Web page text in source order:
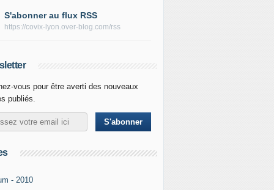
S'abonner au flux RSS
https://covix-lyon.over-blog.com/rss
vous pour être averti des nouveaux
publiés.
- 2010